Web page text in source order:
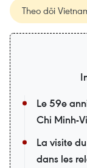
Theo dõi
Le 59e
Chi Minh-
La visite
dans les